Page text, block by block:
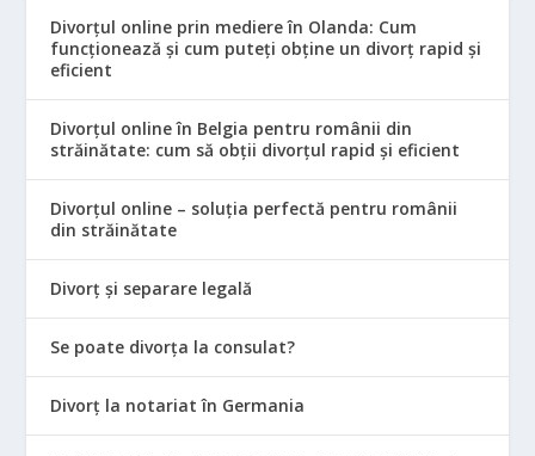
Divorțul online prin mediere în Olanda: Cum
funcționează și cum puteți obține un divorț rapid și
eficient
Divorțul online în Belgia pentru românii din
străinătate: cum să obții divorțul rapid și eficient
Divorțul online – soluția perfectă pentru românii
din străinătate
Divorț și separare legală
Se poate divorța la consulat?
Divorț la notariat în Germania